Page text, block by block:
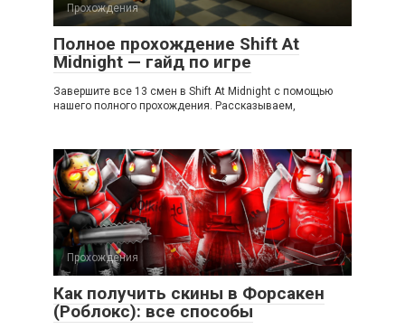
Прохождения
Полное прохождение Shift At
Midnight — гайд по игре
Завершите все 13 смен в Shift At Midnight с помощью
нашего полного прохождения. Рассказываем,
Прохождения
Как получить скины в Форсакен
(Роблокс): все способы